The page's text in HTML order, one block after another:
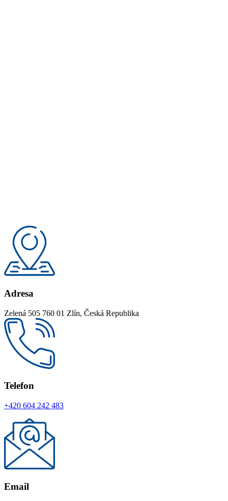
Adresa
Zelená 505 760 01 Zlín, Česká Republika
Telefon
+420 604 242 483
Email